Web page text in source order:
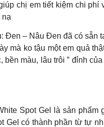
chị em tiết kiệm chi phí
nạ
Đen – Nâu Đen đã có sẵn
mà ko tậu một em quả
màu, lâu trôi ” đỉnh
Spot Gel là sản
Gel có thành phần từ tự